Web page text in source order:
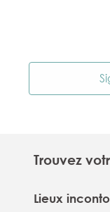
Trouvez
Lieux